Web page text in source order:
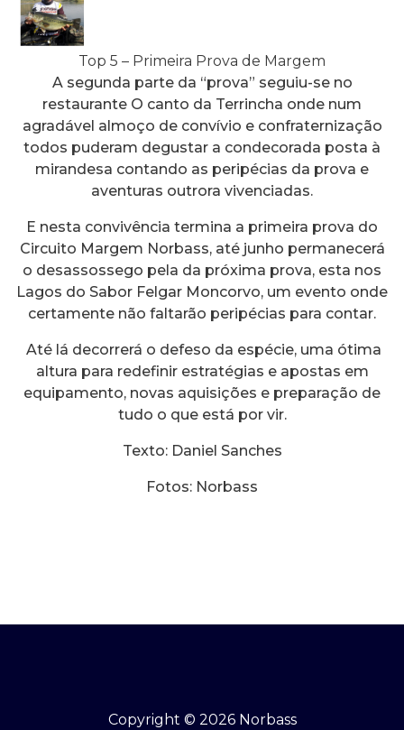
Top 5 – Primeira Prova de Margem
A segunda parte da “prova” seguiu-se no
restaurante O canto da Terrincha onde num
agradável almoço de convívio e confraternização
todos puderam degustar a condecorada posta à
mirandesa contando as peripécias da prova e
aventuras outrora vivenciadas.
E nesta convivência termina a primeira prova do
Circuito Margem Norbass, até junho permanecerá
o desassossego pela da próxima prova, esta nos
Lagos do Sabor Felgar Moncorvo, um evento onde
certamente não faltarão peripécias para contar.
Até lá decorrerá o defeso da espécie, uma ótima
altura para redefinir estratégias e apostas em
equipamento, novas aquisições e preparação de
tudo o que está por vir.
Texto: Daniel Sanches
Fotos: Norbass
Copyright © 2026 Norbass